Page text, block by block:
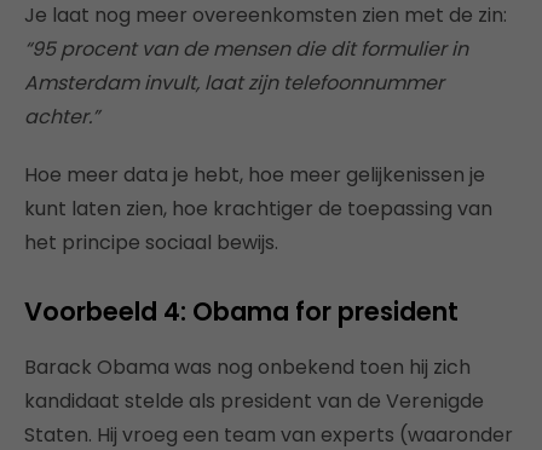
Je laat nog meer overeenkomsten zien met de zin:
“95 procent van de mensen die dit formulier in
Amsterdam invult, laat zijn telefoonnummer
achter.”
Hoe meer data je hebt, hoe meer gelijkenissen je
kunt laten zien, hoe krachtiger de toepassing van
het principe sociaal bewijs.
Voorbeeld 4: Obama for president
Barack Obama was nog onbekend toen hij zich
kandidaat stelde als president van de Verenigde
Staten. Hij vroeg een team van experts (waaronder